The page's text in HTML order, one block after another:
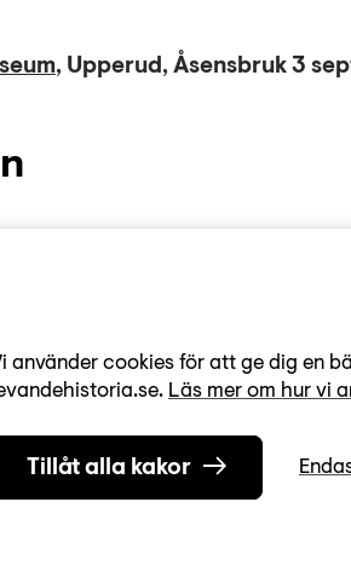
använder cookies för att ge dig en
Läs mer om hur vi
Tillåt alla kakor
, Upperud, Åsensbruk 3